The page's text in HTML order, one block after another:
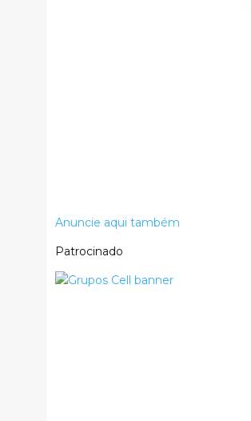
Anuncie aqui também
Patrocinado